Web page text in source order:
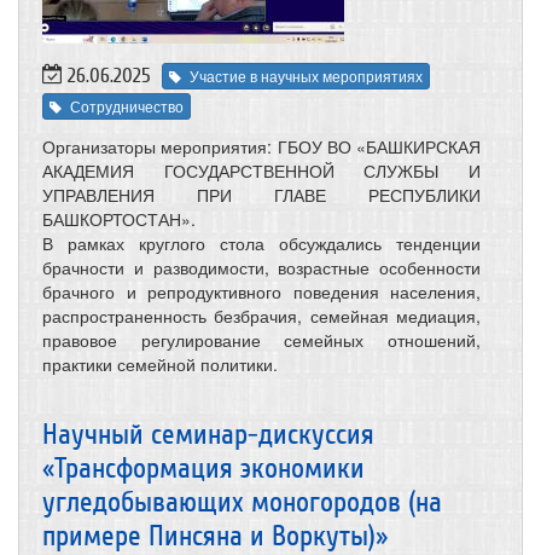
26.06.2025
Участие в научных мероприятиях
Сотрудничество
Организаторы мероприятия: ГБОУ ВО «БАШКИРСКАЯ
АКАДЕМИЯ ГОСУДАРСТВЕННОЙ СЛУЖБЫ И
УПРАВЛЕНИЯ ПРИ ГЛАВЕ РЕСПУБЛИКИ
БАШКОРТОСТАН».
В рамках круглого стола обсуждались тенденции
брачности и разводимости, возрастные особенности
брачного и репродуктивного поведения населения,
распространенность безбрачия, семейная медиация,
правовое регулирование семейных отношений,
практики семейной политики.
Научный семинар-дискуссия
«Трансформация экономики
угледобывающих моногородов (на
примере Пинсяна и Воркуты)»